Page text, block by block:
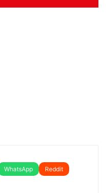
WhatsApp
Reddit